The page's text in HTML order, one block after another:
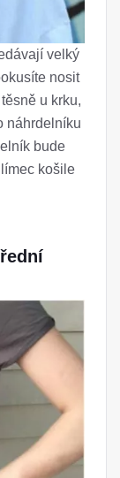
velký
nosit
u krku,
náhrdelníku
bude
košile